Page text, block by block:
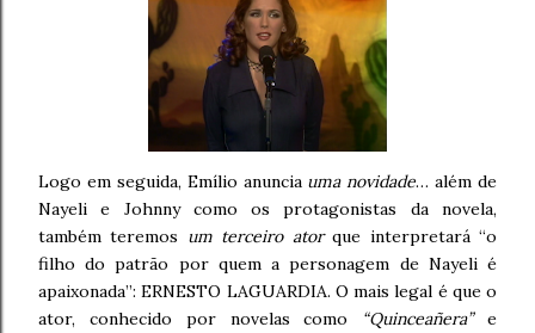
Logo em seguida, Emílio anuncia uma novidade… além de
Nayeli e Johnny como os protagonistas da novela,
também teremos um terceiro atorque interpretará “o
filho do patrão por quem a personagem de Nayeli é
apaixonada”: ERNESTO LAGUARDIA. O mais legal é que o
ator, conhecido por novelas como
“Quinceañera”e